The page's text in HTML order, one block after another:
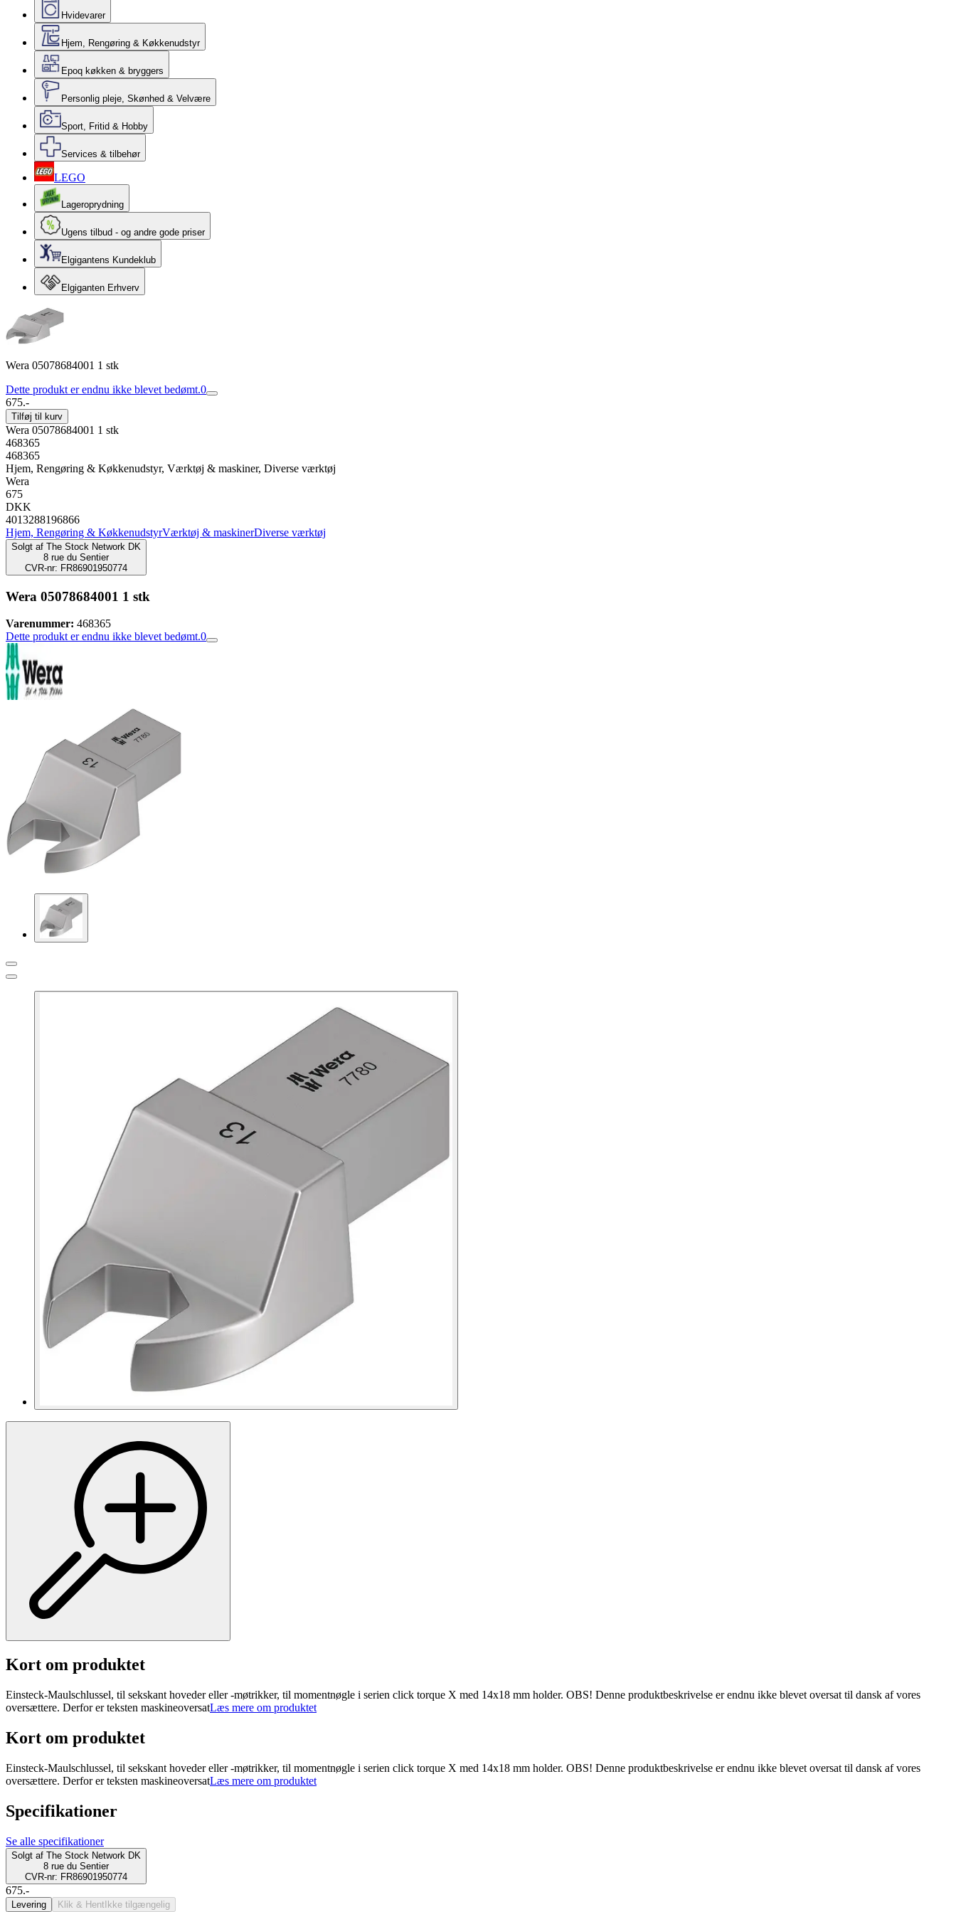
Hvidevarer
Hjem, Rengøring & Køkkenudstyr
Epoq køkken & bryggers
Personlig pleje, Skønhed & Velvære
Sport, Fritid & Hobby
Services & tilbehør
LEGO
Lageroprydning
Ugens tilbud - og andre gode priser
Elgigantens Kundeklub
Elgiganten Erhverv
Wera 05078684001 1 stk
Dette produkt er endnu ikke blevet bedømt.0
675.-
Tilføj til kurv
Wera 05078684001 1 stk
468365
468365
Hjem, Rengøring & Køkkenudstyr, Værktøj & maskiner, Diverse værktøj
Wera
675
DKK
4013288196866
Hjem, Rengøring & KøkkenudstyrVærktøj & maskinerDiverse værktøj
Solgt af The Stock Network DK
8 rue du Sentier
CVR-nr: FR86901950774
Wera 05078684001 1 stk
Varenummer: 468365
Dette produkt er endnu ikke blevet bedømt.0
Kort om produktet
Einsteck-Maulschlussel, til sekskant hoveder eller -møtrikker, til momentnøgle i serien click torque X med 14x18 mm holder. OBS! Denne produktbeskrivelse er endnu ikke blevet oversat til dansk af vores
oversættere. Derfor er teksten maskineoversatLæs mere om produktet
Kort om produktet
Einsteck-Maulschlussel, til sekskant hoveder eller -møtrikker, til momentnøgle i serien click torque X med 14x18 mm holder. OBS! Denne produktbeskrivelse er endnu ikke blevet oversat til dansk af vores
oversættere. Derfor er teksten maskineoversatLæs mere om produktet
Specifikationer
Se alle specifikationer
Solgt af The Stock Network DK
8 rue du Sentier
CVR-nr: FR86901950774
675.-
Levering Klik & Hent Ikke tilgængelig